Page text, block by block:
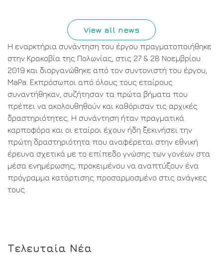
View all news
Η εναρκτήρια συνάντηση του έργου πραγματοποιήθηκε
στην Κρακοβία της Πολωνίας, στις 27 & 28 Νοεμβρίου
2019 και διοργανώθηκε από τον συντονιστή του έργου,
MaPa . Εκπρόσωποι από όλους τους εταίρους
συναντήθηκαν, συζήτησαν τα πρώτα βήματα που
πρέπει να ακολουθηθούν και καθόρισαν τις αρχικές
δραστηριότητες. Η συνάντηση ήταν πραγματικά
καρποφόρα και οι εταίροι έχουν ήδη ξεκινήσει την
πρώτη δραστηριότητα που αναφέρεται στην εθνική
έρευνα σχετικά με το επίπεδο γνώσης των γονέων στα
μέσα ενημέρωσης, προκειμένου να αναπτύξουν ένα
πρόγραμμα κατάρτισης προσαρμοσμένο στις ανάγκες
τους.
Τελευταία Νέα